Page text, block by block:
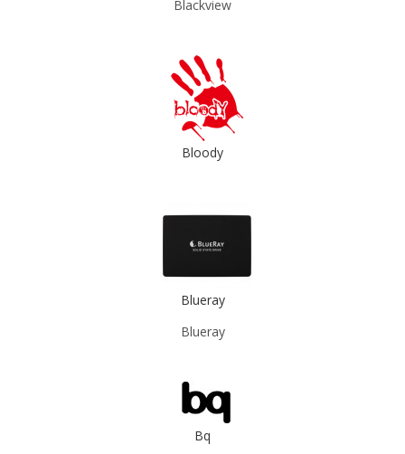
Blackview
Bloody
Blueray
Blueray
Bq